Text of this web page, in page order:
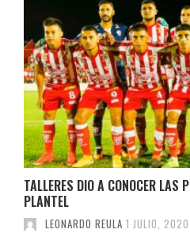
TALLERES DIO A CONOCER LAS
PLANTEL
LEONARDO REULA 1 JULIO, 2020